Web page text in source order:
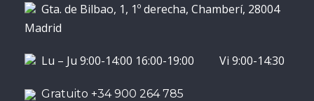
Gta. de Bilbao, 1, 1º derecha, Chamberí, 28004
Madrid
Lu – Ju 9:00-14:00 16:00-19:00 Vi 9:00-14:30
Gratuito +34 900 264 785